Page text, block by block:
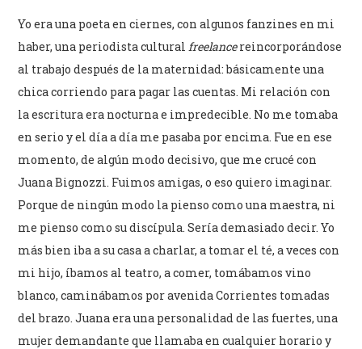
Yo era una poeta en ciernes, con algunos fanzines en mi
haber, una periodista culturalfreelancereincorporándose
al trabajo después de la maternidad: básicamente una
chica corriendo para pagar las cuentas. Mi relación con
la escritura era nocturna e impredecible. No me tomaba
en serio y el día a día me pasaba por encima. Fue en ese
momento, de algún modo decisivo, que me crucé con
Juana Bignozzi. Fuimos amigas, o eso quiero imaginar.
Porque de ningún modo la pienso como una maestra, ni
me pienso como su discípula. Sería demasiado decir. Yo
más bien iba a su casa a charlar, a tomar el té, a veces con
mi hijo, íbamos al teatro, a comer, tomábamos vino
blanco, caminábamos por avenida Corrientes tomadas
del brazo. Juana era una personalidad de las fuertes, una
mujer demandante que llamaba en cualquier horario y